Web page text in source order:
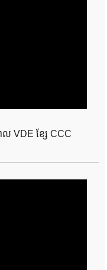
ល VDE ខ្សែ CCC